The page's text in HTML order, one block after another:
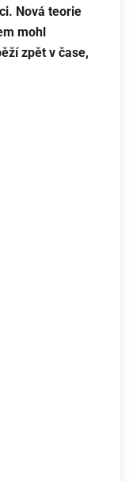
Nová teorie
mohl
zpět v čase,